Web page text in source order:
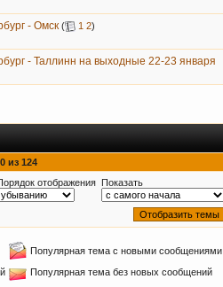
- Омск ( 1 2)
- Таллинн на выходные 22-23 января
из 124
отображения Показать
Популярная тема с новыми сообщениями
Популярная тема без новых сообщений